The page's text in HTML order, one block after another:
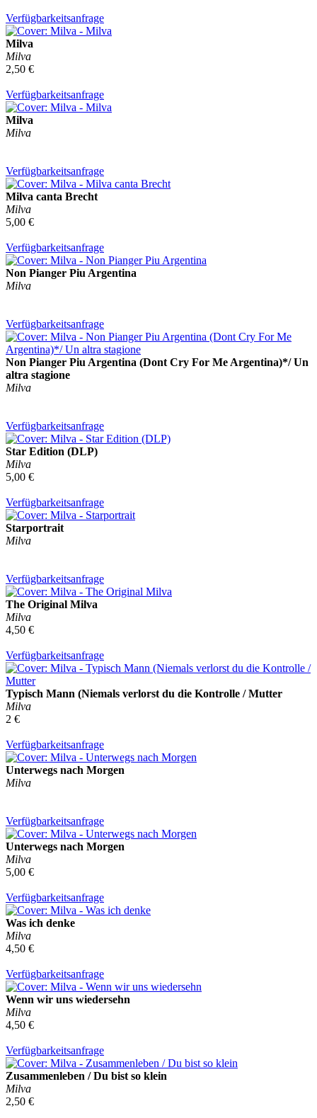
Verfügbarkeitsanfrage
Milva
Milva
2,50 €
Verfügbarkeitsanfrage
Milva
Milva
Verfügbarkeitsanfrage
Milva canta Brecht
Milva
5,00 €
Verfügbarkeitsanfrage
Non Pianger Piu Argentina
Milva
Verfügbarkeitsanfrage
Non Pianger Piu Argentina (Dont Cry For Me Argentina)*/ Un
altra stagione
Milva
Verfügbarkeitsanfrage
Star Edition (DLP)
Milva
5,00 €
Verfügbarkeitsanfrage
Starportrait
Milva
Verfügbarkeitsanfrage
The Original Milva
Milva
4,50 €
Verfügbarkeitsanfrage
Typisch Mann (Niemals verlorst du die Kontrolle / Mutter
Milva
2 €
Verfügbarkeitsanfrage
Unterwegs nach Morgen
Milva
Verfügbarkeitsanfrage
Unterwegs nach Morgen
Milva
5,00 €
Verfügbarkeitsanfrage
Was ich denke
Milva
4,50 €
Verfügbarkeitsanfrage
Wenn wir uns wiedersehn
Milva
4,50 €
Verfügbarkeitsanfrage
Zusammenleben / Du bist so klein
Milva
2,50 €